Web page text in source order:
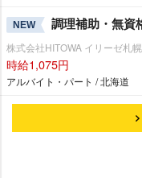
NEW 調理補助・無資
株式会社HITOWA イリーゼ札
時給1,075円
アルバイト・パート / 北海道